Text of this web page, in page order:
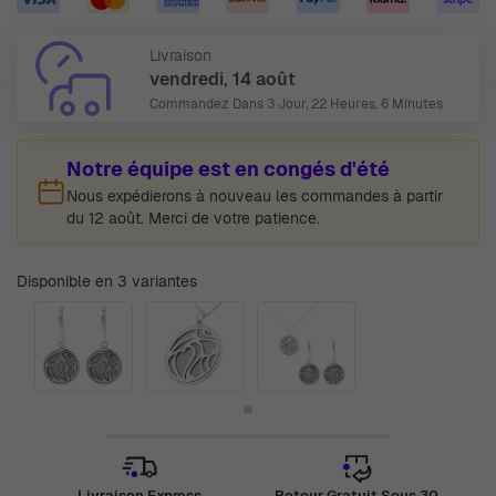
Livraison
vendredi, 14 août
Commandez Dans 3 Jour, 22 Heures, 6 Minutes
Notre équipe est en congés d'été
Nous expédierons à nouveau les commandes à partir
du 12 août. Merci de votre patience.
Disponible en 3 variantes